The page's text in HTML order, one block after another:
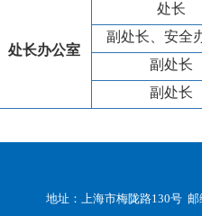
处长办公室
处长
副处长 、安全
副处长
副处长
地址：上海市梅陇路130号 邮